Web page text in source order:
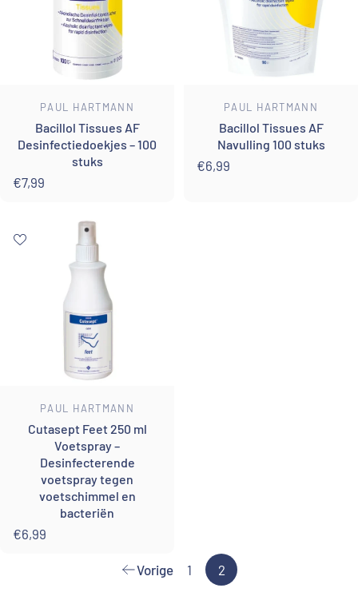
Leverancier:
PAUL HARTMANN
Bacillol Tissues AF
Desinfectiedoekjes – 100
stuks
€7,99
Leverancier:
PAUL HARTMANN
Bacillol Tissues AF
Navulling 100 stuks
€6,99
Leverancier:
PAUL HARTMANN
Cutasept Feet 250 ml
Voetspray –
Desinfecterende
voetspray tegen
voetschimmel en
bacteriën
€6,99
Vorige 1 2